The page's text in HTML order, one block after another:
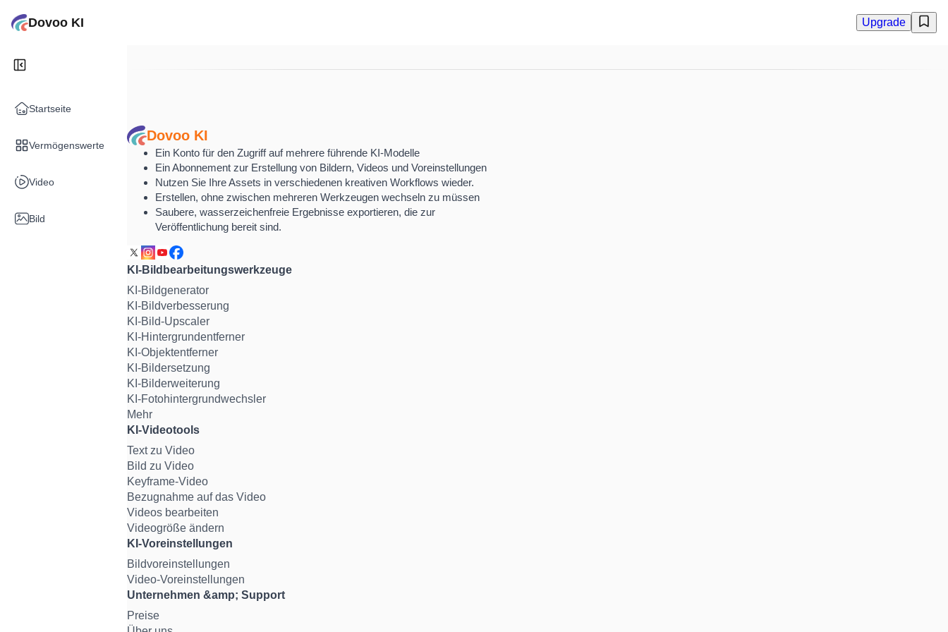
Dovoo KI Upgrade
Startseite
Vermögenswerte
Video
Bild
Dovoo KI
Ein Konto für den Zugriff auf mehrere führende KI-Modelle
Ein Abonnement zur Erstellung von Bildern, Videos und Voreinstellungen
Nutzen Sie Ihre Assets in verschiedenen kreativen Workflows wieder.
Erstellen, ohne zwischen mehreren Werkzeugen wechseln zu müssen
Saubere, wasserzeichenfreie Ergebnisse exportieren, die zur
Veröffentlichung bereit sind.
KI-Bildbearbeitungswerkzeuge
KI-Bildgenerator
KI-Bildverbesserung
KI-Bild-Upscaler
KI-Hintergrundentferner
KI-Objektentferner
KI-Bildersetzung
KI-Bilderweiterung
KI-Fotohintergrundwechsler
Mehr
KI-Videotools
Text zu Video
Bild zu Video
Keyframe-Video
Bezugnahme auf das Video
Videos bearbeiten
Videogröße ändern
KI-Voreinstellungen
Bildvoreinstellungen
Video-Voreinstellungen
Unternehmen &amp; Support
Preise